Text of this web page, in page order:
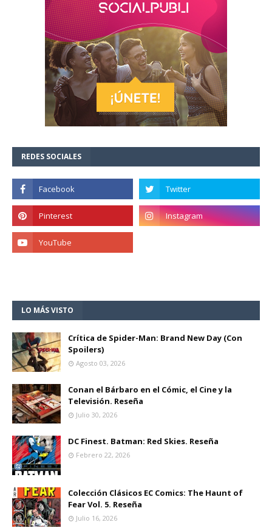
REDES SOCIALES
LO MÁS VISTO
Crítica de Spider-Man: Brand New Day (Con
Spoilers)
Agosto 03, 2026
Conan el Bárbaro en el Cómic, el Cine y la
Televisión. Reseña
Julio 30, 2026
DC Finest. Batman: Red Skies. Reseña
Febrero 22, 2026
Colección Clásicos EC Comics: The Haunt of
Fear Vol. 5. Reseña
Julio 16, 2026